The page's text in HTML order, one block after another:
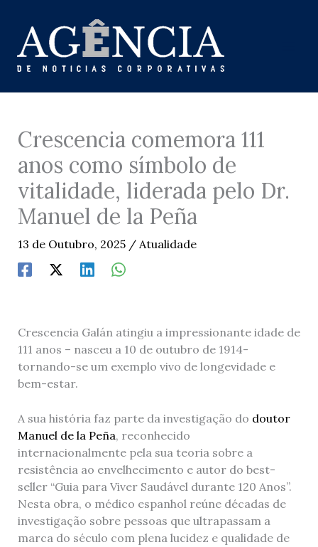
content
Crescencia comemora 111
anos como símbolo de
vitalidade, liderada pelo Dr.
Manuel de la Peña
13 de Outubro, 2025 / Atualidade
Crescencia Galán atingiu a impressionante idade de
111 anos – nasceu a 10 de outubro de 1914-
tornando-se um exemplo vivo de longevidade e
bem-estar.
A sua história faz parte da investigação do doutor
Manuel de la Peña, reconhecido
internacionalmente pela sua teoria sobre a
resistência ao envelhecimento e autor do best-
seller “Guia para Viver Saudável durante 120 Anos”.
Nesta obra, o médico espanhol reúne décadas de
investigação sobre pessoas que ultrapassam a
marca do século com plena lucidez e qualidade de